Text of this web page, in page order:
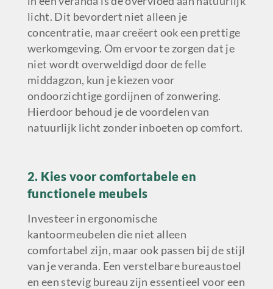
licht. Dit bevordert niet alleen je
concentratie, maar creëert ook een prettige
werkomgeving. Om ervoor te zorgen dat je
niet wordt overweldigd door de felle
middagzon, kun je kiezen voor
ondoorzichtige gordijnen of zonwering.
Hierdoor behoud je de voordelen van
natuurlijk licht zonder inboeten op comfort.
2. Kies voor comfortabele en
functionele meubels
Investeer in ergonomische
kantoormeubelen die niet alleen
comfortabel zijn, maar ook passen bij de stijl
van je veranda. Een verstelbare bureaustoel
en een stevig bureau zijn essentieel voor een